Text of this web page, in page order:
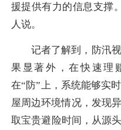
援提供有力的信息支撑
人说。
记者了解到，防汛
果显著外，在快速理
在“防”上，系统能够实
屋周边环境情况，发现
取宝贵避险时间，从源